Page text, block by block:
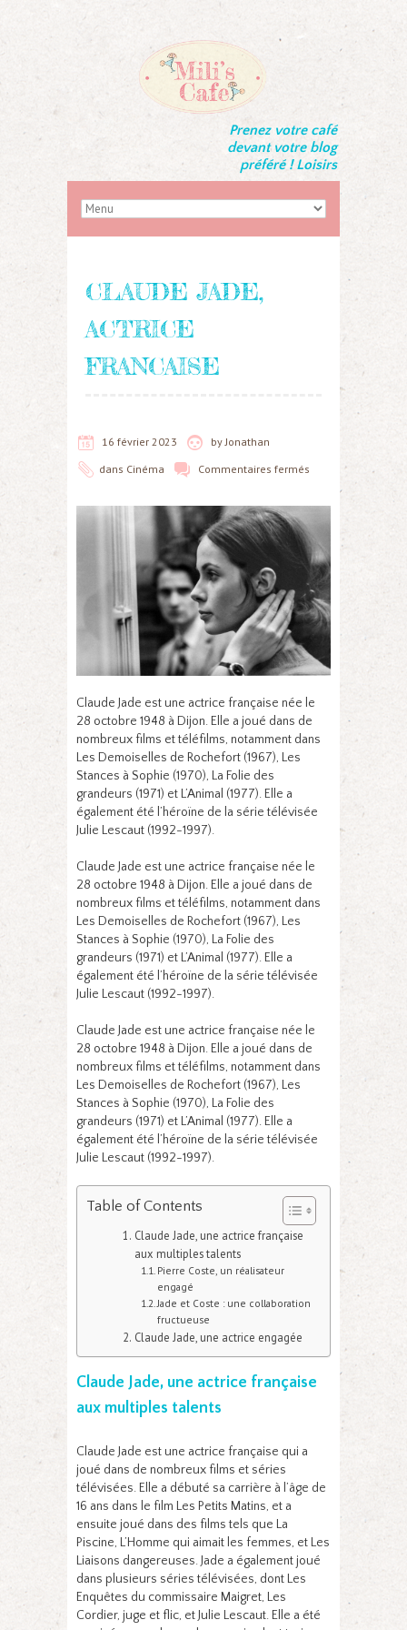
Prenez votre café
devant votre blog
préféré ! Loisirs
CLAUDE JADE,
ACTRICE
FRANCAISE
16 février 2023 by Jonathan
dans Cinéma Commentaires fermés
Claude Jade est une actrice française née le
28 octobre 1948 à Dijon. Elle a joué dans de
nombreux films et téléfilms, notamment dans
Les Demoiselles de Rochefort (1967), Les
Stances à Sophie (1970), La Folie des
grandeurs (1971) et L’Animal (1977). Elle a
également été l’héroïne de la série télévisée
Julie Lescaut (1992-1997).
Claude Jade est une actrice française née le
28 octobre 1948 à Dijon. Elle a joué dans de
nombreux films et téléfilms, notamment dans
Les Demoiselles de Rochefort (1967), Les
Stances à Sophie (1970), La Folie des
grandeurs (1971) et L’Animal (1977). Elle a
également été l’héroïne de la série télévisée
Julie Lescaut (1992-1997).
Claude Jade est une actrice française née le
28 octobre 1948 à Dijon. Elle a joué dans de
nombreux films et téléfilms, notamment dans
Les Demoiselles de Rochefort (1967), Les
Stances à Sophie (1970), La Folie des
grandeurs (1971) et L’Animal (1977). Elle a
également été l’héroïne de la série télévisée
Julie Lescaut (1992-1997).
Table of Contents
Claude Jade, une actrice française
aux multiples talents
Pierre Coste, un réalisateur
engagé
Jade et Coste : une collaboration
fructueuse
Claude Jade, une actrice engagée
Claude Jade, une actrice française
aux multiples talents
Claude Jade est une actrice française qui a
joué dans de nombreux films et séries
télévisées. Elle a débuté sa carrière à l’âge de
16 ans dans le film Les Petits Matins, et a
ensuite joué dans des films tels que La
Piscine, L’Homme qui aimait les femmes, et Les
Liaisons dangereuses. Jade a également joué
dans plusieurs séries télévisées, dont Les
Enquêtes du commissaire Maigret, Les
Cordier, juge et flic, et Julie Lescaut. Elle a été